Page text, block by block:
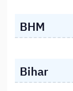
BHM
Bihar